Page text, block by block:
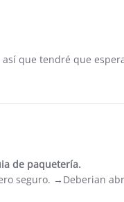
que tendré que
de paquetería.
seguro. →Deberian